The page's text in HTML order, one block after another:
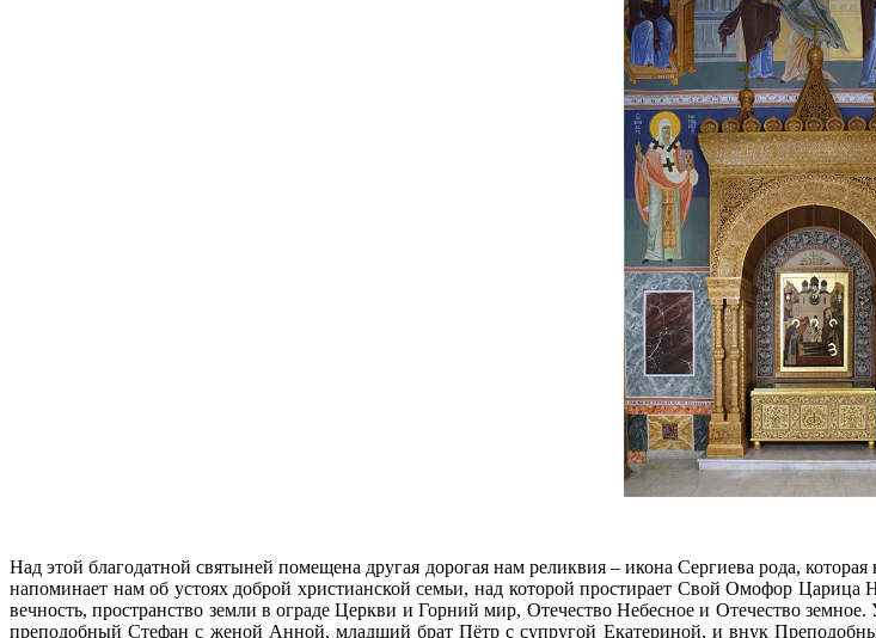
Над этой благодатной святыней помещена другая дорогая нам реликвия – икона Сергиева рода,
напоминает нам об устоях доброй христианской семьи, над которой простирает Свой Омофор Царица
вечность, пространство земли в ограде Церкви и Горний мир, Отечество Небесное и Отечество
преподобный Стефан с женой Анной, младший брат Пётр с супругой Екатериной, и внук